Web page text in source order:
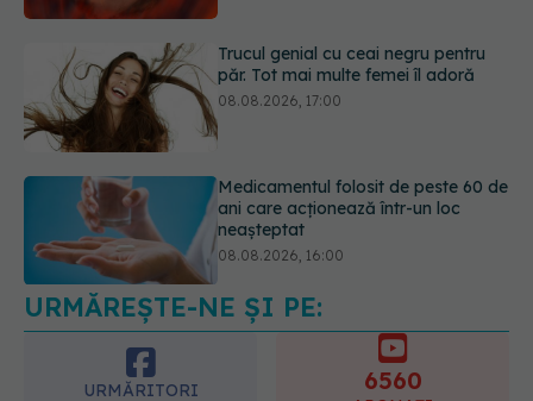
păr. Tot mai multe femei îl adoră
08.08.2026, 17:00
ani care acționează într-un loc
neașteptat
08.08.2026, 16:00
Transpirații nocturne: semnul ignorat
care poate ascunde probleme
serioase de sănătate
URMĂREȘTE-NE ȘI PE:
URMĂRITORI 6560
ABONAȚI